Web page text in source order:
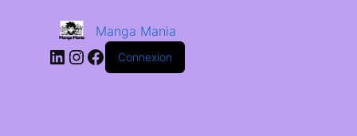
Manga Mania
Connexion